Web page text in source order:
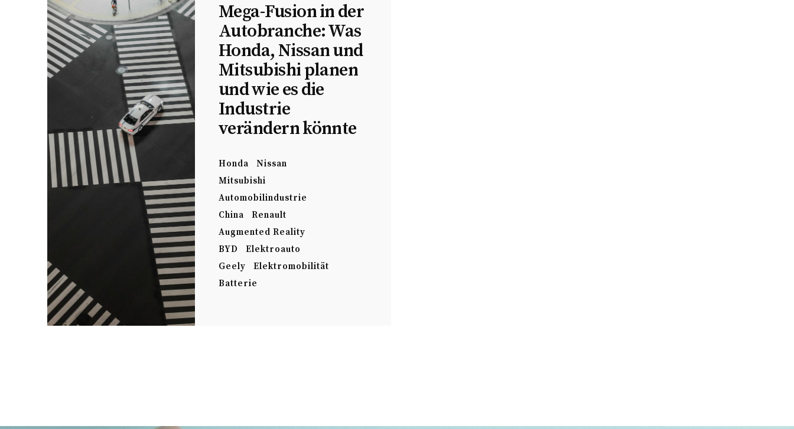
Mega-Fusion in der
Autobranche: Was
Honda, Nissan und
Mitsubishi planen
und wie es die
Industrie
verändern könnte
Honda
Nissan
Mitsubishi
Automobilindustrie
China
Renault
Augmented Reality
BYD
Elektroauto
Geely
Elektromobilität
Batterie